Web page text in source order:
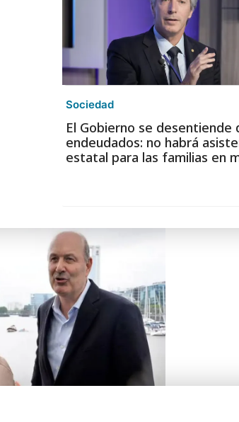
Sociedad
El Gobierno se desentiende
endeudados: no habrá
estatal para las familias en